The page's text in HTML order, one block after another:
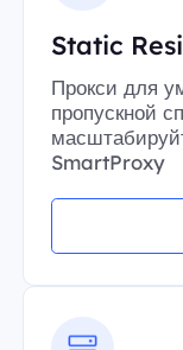
Static
Прокси для
пропускной
SmartProxy